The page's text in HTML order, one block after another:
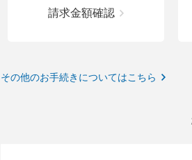
請求金額確認
その他のお手続きについてはこちら